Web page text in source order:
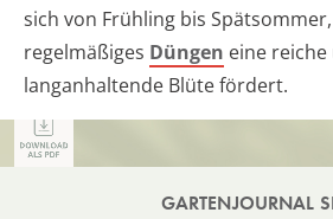
sich von Frühling bis
regelmäßiges Düngen eine reiche
langanhaltende Blüte fördert.
GARTENJOURNAL